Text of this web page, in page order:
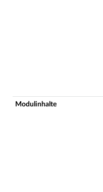
Modulinhalte